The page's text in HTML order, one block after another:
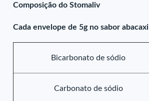
Composição do Stomaliv
Cada envelope de 5g no sabor
Bicarbonato de sódio
Carbonato de sódio